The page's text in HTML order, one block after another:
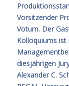
Vorsitzender
Votum. Der
Kolloquiums
diesjährigen
Alexander C.